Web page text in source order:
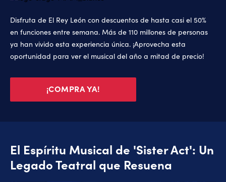
Disfruta de El Rey León con descuentos de hasta casi el 50%
en funciones entre semana. Más de 110 millones de personas
ya han vivido esta experiencia única. ¡Aprovecha esta
oportunidad para ver el musical del año a mitad de precio!
¡COMPRA YA!
El Espíritu Musical de 'Sister Act': Un
Legado Teatral que Resuena